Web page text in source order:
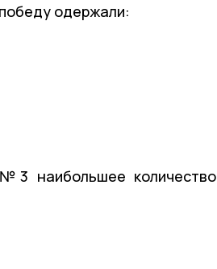
одержали:
наибольшее количество